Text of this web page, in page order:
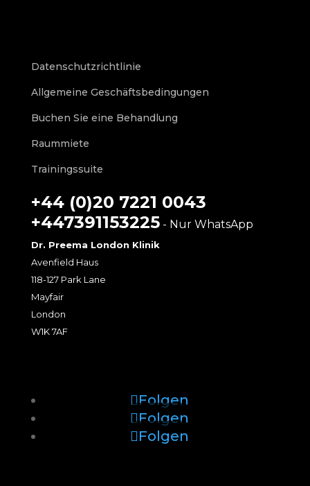
Datenschutzrichtlinie
Allgemeine Geschäftsbedingungen
Buchen Sie eine Behandlung
Raummiete
Trainingssuite
+44 (0)20 7221 0043
+447391153225- Nur WhatsApp
Dr. Preema London Klinik
Avenfield Haus
118-127 Park Lane
Mayfair
London
W1K 7AF
Folgen
Folgen
Folgen